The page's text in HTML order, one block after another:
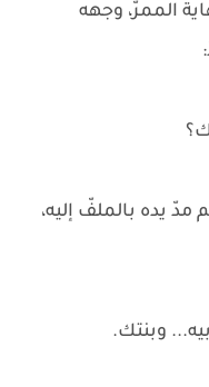
الممرّ، وجهه
يده بالملفّ إليه،
وبنتك.